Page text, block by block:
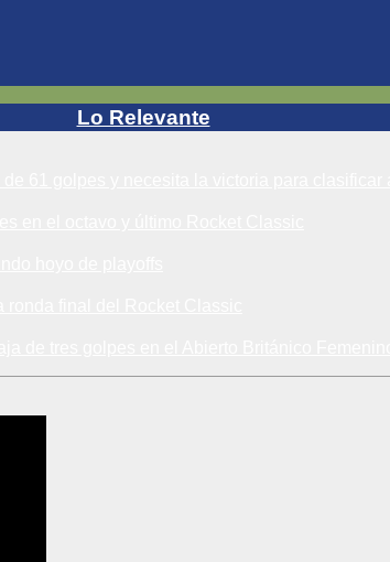
Lo Relevante